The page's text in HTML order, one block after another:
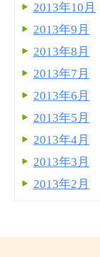
2013年10月
2013年9月
2013年8月
2013年7月
2013年6月
2013年5月
2013年4月
2013年3月
2013年2月